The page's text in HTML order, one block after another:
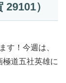
）
す！今週は、
極道五社英雄に